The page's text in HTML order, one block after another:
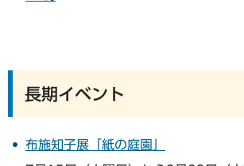
長期イベント
布施知子展「紙の庭園」